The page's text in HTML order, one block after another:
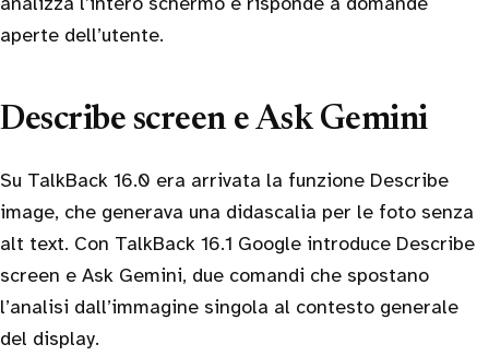
aperte dell’utente.
Describe screen e Ask Gemini
Su TalkBack 16.0 era arrivata la funzione Describe
image, che generava una didascalia per le foto senza
alt text. Con TalkBack 16.1 Google introduce Describe
screen e Ask Gemini, due comandi che spostano
l’analisi dall’immagine singola al contesto generale
del display.